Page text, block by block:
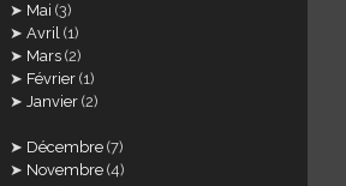
Mai (3)
Avril (1)
Mars (2)
Février (1)
Janvier (2)
Décembre (7)
Novembre (4)